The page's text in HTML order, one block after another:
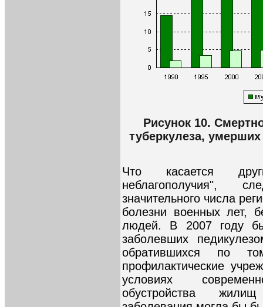
Рисунок 10.
туберкулеза,
Что касается
неблагополучия",
значительного числа
болезни военных лет,
людей. В 2007 году
заболевших
обратившихся по
профилактические
условиях
обустройства жилищ